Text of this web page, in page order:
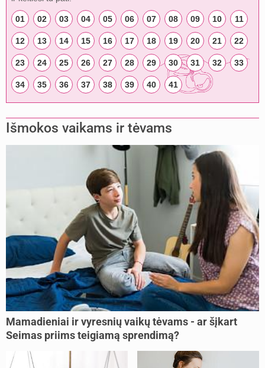
01 02 03 04 05 06 07 08 09 10 11
12 13 14 15 16 17 18 19 20 21 22
23 24 25 26 27 28 29 30 31 32 33
34 35 36 37 38 39 40 41
Išmokos vaikams ir tėvams
Mamadieniai ir vyresnių vaikų tėvams - ar šįkart
Seimas priims teigiamą sprendimą?